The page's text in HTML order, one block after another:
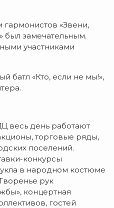
гармонистов «Звени,
был замечательным.
участниками
батл «Кто, если не мы!»,
весь день работают
торговые ряды,
поселений.
конкурсы
в народном костюме
рук
концертная
гостей